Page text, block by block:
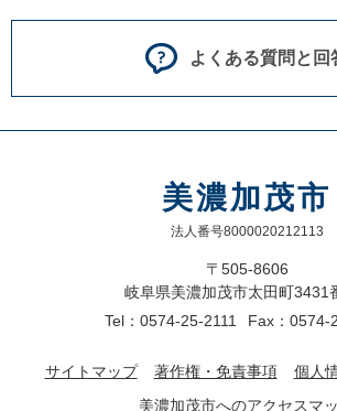
よくある質問と回
美濃加茂市
法人番号8000020212113
〒505-8606
岐阜県美濃加茂市太田町3431
Tel：0574-25-2111
Fax：0574-
サイトマップ 著作権・免責事項
個人
美濃加茂市へのアクセスマ